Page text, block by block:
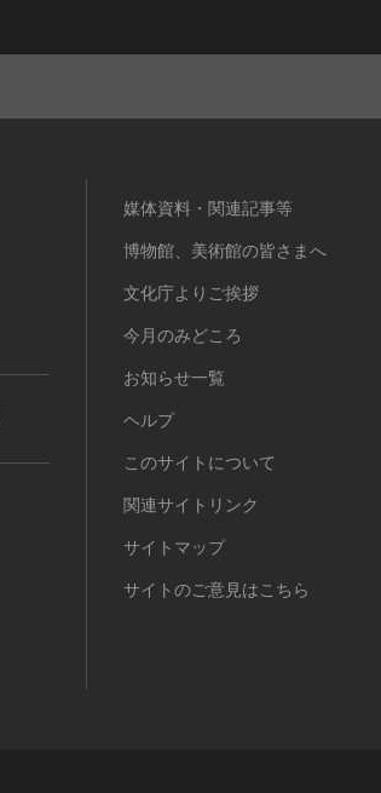
媒体資料・関連記事等
博物館、美術館の皆さまへ
文化庁よりご挨拶
今月のみどころ
お知らせ一覧
ヘルプ
このサイトについて
関連サイトリンク
サイトマップ
サイトのご意見はこちら